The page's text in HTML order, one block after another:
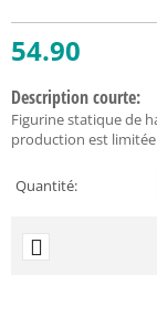
54.90
Description courte:
Figurine statique de
production est
Quantité: